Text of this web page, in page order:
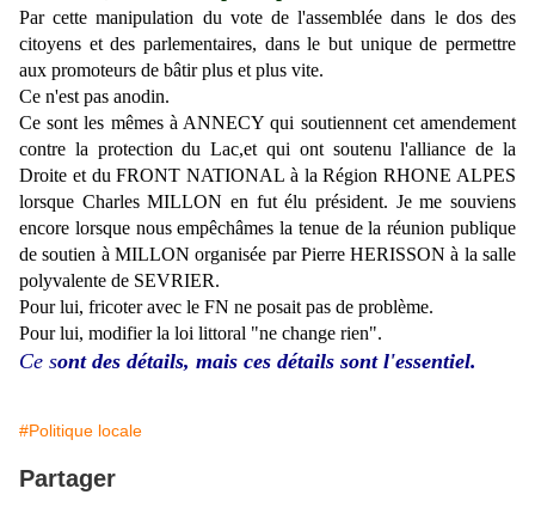
Par cette manipulation du vote de l'assemblée dans le dos des
citoyens et des parlementaires, dans le but unique de permettre
aux promoteurs de bâtir plus et plus vite.
Ce n'est pas anodin.
Ce sont les mêmes à ANNECY qui soutiennent cet amendement
contre la protection du Lac,et qui ont soutenu l'alliance de la
Droite et du FRONT NATIONAL à la Région RHONE ALPES
lorsque Charles MILLON en fut élu président. Je me souviens
encore lorsque nous empêchâmes la tenue de la réunion publique
de soutien à MILLON organisée par Pierre HERISSON à la salle
polyvalente de SEVRIER.
Pour lui, fricoter avec le FN ne posait pas de problème.
Pour lui, modifier la loi littoral "ne change rien".
Ce sont des détails, mais ces détails sont l'essentiel.
#Politique locale
Partager